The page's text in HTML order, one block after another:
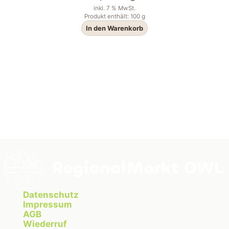
inkl. 7 % MwSt.
Produkt enthält: 100 g
In den Warenkorb
Datenschutz
Impressum
AGB
Wiederruf